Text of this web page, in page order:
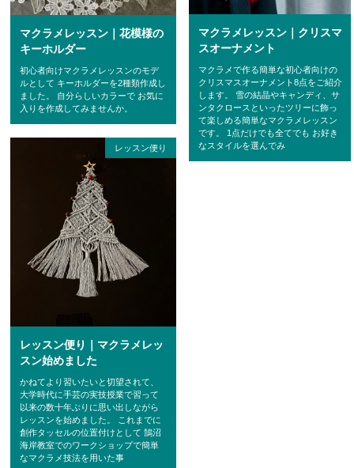
マクラメレッスン｜花模様の
キーホルダー
初心者向けマクラメレッスンのモデ
ルとして キーホルダーを2種類作成し
ました。 自分らしいカラーで お気に
入りを作成してみませんか。
マクラメレッスン｜クリスマ
スオーナメント
マクラメで作る簡単な初心者向けの
クリスマスオーナメント8点をご紹介
します。 雪の結晶やキャンディ、サ
ンタクロースといったツリーに飾っ
て楽しめる簡単なマクラメレッスン
です。 1点だけでも全てでも お好き
なスタイルを選んでみ
レッスン便り
レッスン便り｜マクラメレッ
スン始めました
かねてより習いたいと切望されて、
大学時代に手芸の実技授業で習って
以来の数十年ぶりに思い出しながら
レッスンを始めました。 これまでに
創作タッセルの位置付けとして 鵠沼
海岸教室でのワークショップで簡単
なマクラメ技法を用いた事